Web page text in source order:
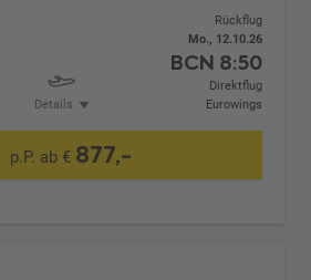
Details
Rückflug
Mo., 12.10.26
BCN 8:50
Direktflug
Eurowings
p.P. ab € 877,-